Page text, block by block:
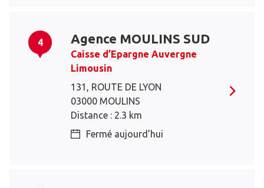
4 Agence MOULINS SUD
Caisse d’Epargne Auvergne
Limousin
131, ROUTE DE LYON
03000 MOULINS
Distance : 2.3 km
Fermé aujourd’hui